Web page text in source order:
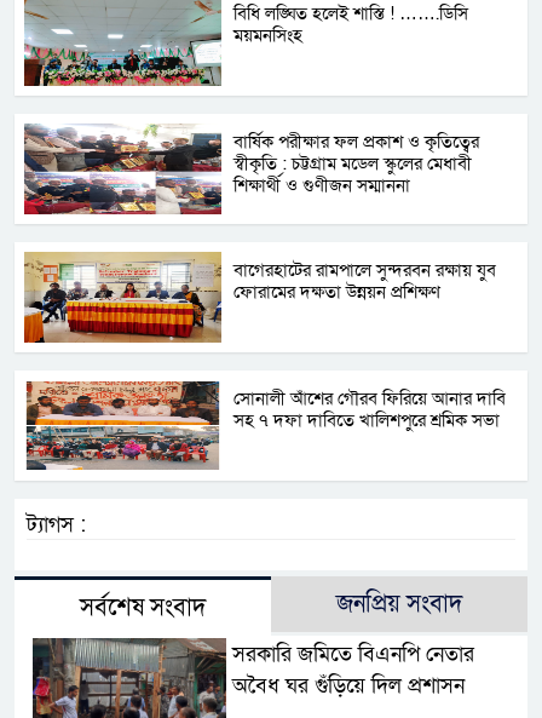
বিধি লঙ্ঘিত হলেই শাস্তি ! …….ডিসি
ময়মনসিংহ
বার্ষিক পরীক্ষার ফল প্রকাশ ও কৃতিত্বের
স্বীকৃতি : চট্টগ্রাম মডেল স্কুলের মেধাবী
শিক্ষার্থী ও গুণীজন সম্মাননা
বাগেরহাটের রামপালে সুন্দরবন রক্ষায় যুব
ফোরামের দক্ষতা উন্নয়ন প্রশিক্ষণ
সোনালী আঁশের গৌরব ফিরিয়ে আনার দাবি
সহ ৭ দফা দাবিতে খালিশপুরে শ্রমিক সভা
ট্যাগস :
সর্বশেষ সংবাদ জনপ্রিয় সংবাদ
সরকারি জমিতে বিএনপি নেতার
অবৈধ ঘর গুঁড়িয়ে দিল প্রশাসন